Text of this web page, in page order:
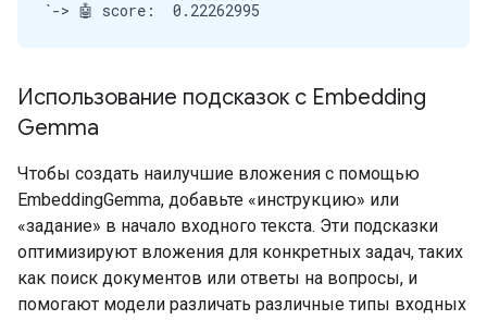
Использование подсказок с Embedding
Gemma
Чтобы создать наилучшие вложения с помощью
EmbeddingGemma, добавьте «инструкцию» или
«задание» в начало входного текста. Эти подсказки
оптимизируют вложения для конкретных задач, таких
как поиск документов или ответы на вопросы, и
помогают модели различать различные типы входных